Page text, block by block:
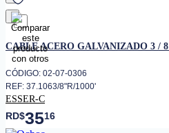
favorito
CABLE ACERO GALVANIZADO 3 /
CÓDIGO: 02-07-0306
REF: 37.1063/8"R/1000'
ESSER-C
RD$3516